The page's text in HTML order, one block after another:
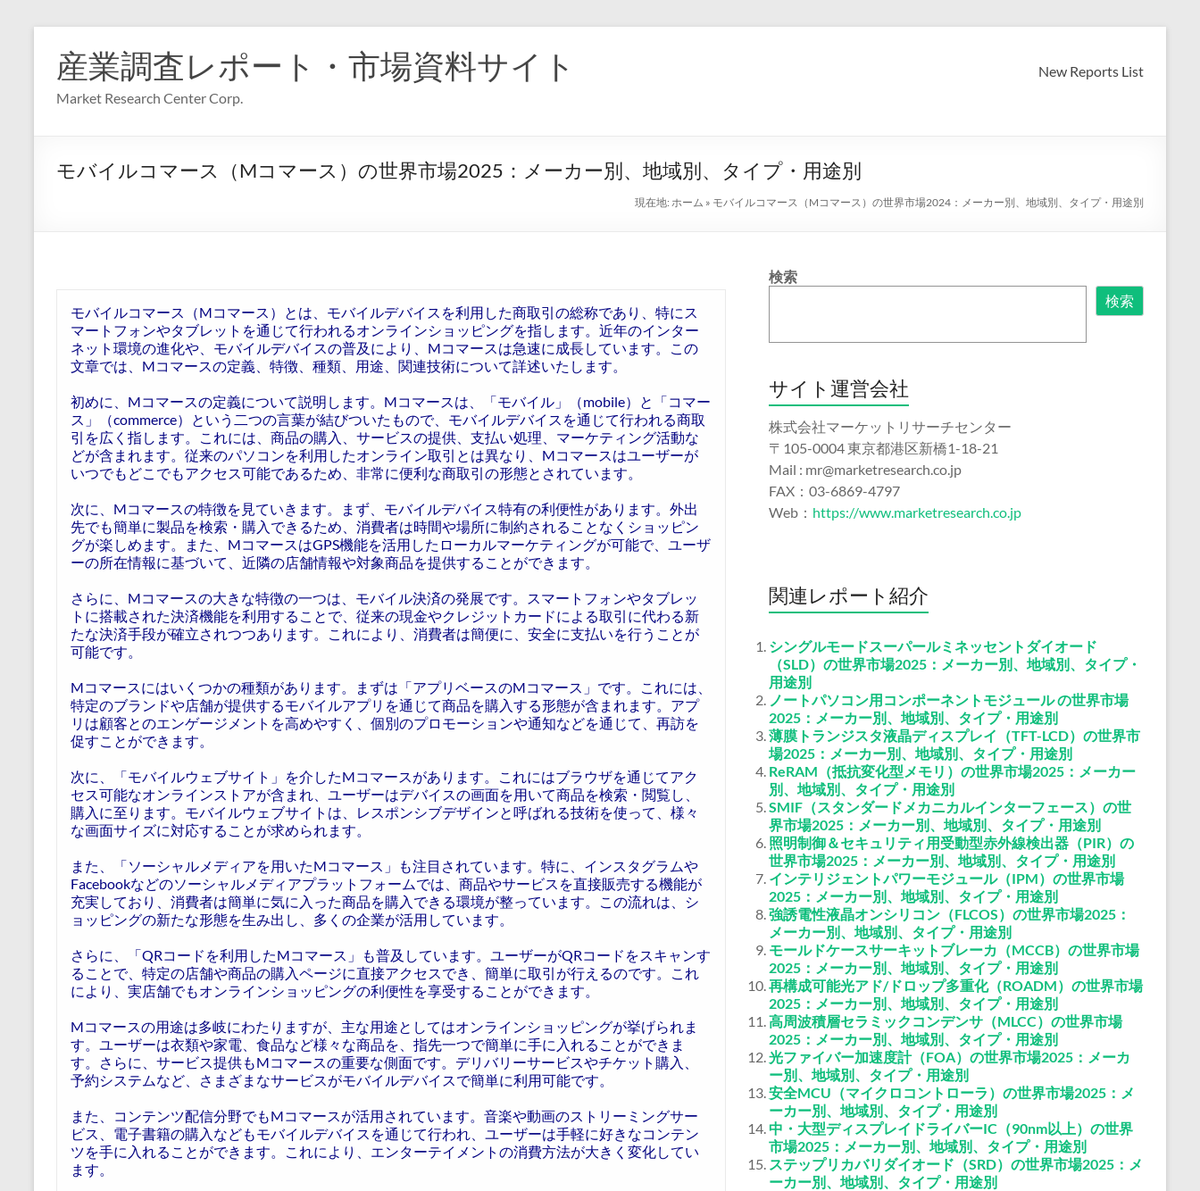
産業調査レポート・市場資料サイト
Market Research Center Corp.
New Reports List
モバイルコマース（Mコマース）の世界市場2025：メーカー別、地域別、タイプ・用途別
現在地: ホーム » モバイルコマース（Mコマース）の世界市場2024：メーカー別、地域別、タイプ・用途別
モバイルコマース（Mコマース）とは、モバイルデバイスを利用した商取引の総称であり、特にス
マートフォンやタブレットを通じて行われるオンラインショッピングを指します。近年のインター
ネット環境の進化や、モバイルデバイスの普及により、Mコマースは急速に成長しています。この
文章では、Mコマースの定義、特徴、種類、用途、関連技術について詳述いたします。
初めに、Mコマースの定義について説明します。Mコマースは、「モバイル」（mobile）と「コマー
ス」（commerce）という二つの言葉が結びついたもので、モバイルデバイスを通じて行われる商取
引を広く指します。これには、商品の購入、サービスの提供、支払い処理、マーケティング活動な
どが含まれます。従来のパソコンを利用したオンライン取引とは異なり、Mコマースはユーザーが
いつでもどこでもアクセス可能であるため、非常に便利な商取引の形態とされています。
次に、Mコマースの特徴を見ていきます。まず、モバイルデバイス特有の利便性があります。外出
先でも簡単に製品を検索・購入できるため、消費者は時間や場所に制約されることなくショッピン
グが楽しめます。また、MコマースはGPS機能を活用したローカルマーケティングが可能で、ユーザ
ーの所在情報に基づいて、近隣の店舗情報や対象商品を提供することができます。
さらに、Mコマースの大きな特徴の一つは、モバイル決済の発展です。スマートフォンやタブレッ
トに搭載された決済機能を利用することで、従来の現金やクレジットカードによる取引に代わる新
たな決済手段が確立されつつあります。これにより、消費者は簡便に、安全に支払いを行うことが
可能です。
Mコマースにはいくつかの種類があります。まずは「アプリベースのMコマース」です。これには、
特定のブランドや店舗が提供するモバイルアプリを通じて商品を購入する形態が含まれます。アプ
リは顧客とのエンゲージメントを高めやすく、個別のプロモーションや通知などを通じて、再訪を
促すことができます。
次に、「モバイルウェブサイト」を介したMコマースがあります。これにはブラウザを通じてアク
セス可能なオンラインストアが含まれ、ユーザーはデバイスの画面を用いて商品を検索・閲覧し、
購入に至ります。モバイルウェブサイトは、レスポンシブデザインと呼ばれる技術を使って、様々
な画面サイズに対応することが求められます。
また、「ソーシャルメディアを用いたMコマース」も注目されています。特に、インスタグラムや
Facebookなどのソーシャルメディアプラットフォームでは、商品やサービスを直接販売する機能が
充実しており、消費者は簡単に気に入った商品を購入できる環境が整っています。この流れは、シ
ョッピングの新たな形態を生み出し、多くの企業が活用しています。
さらに、「QRコードを利用したMコマース」も普及しています。ユーザーがQRコードをスキャンす
ることで、特定の店舗や商品の購入ページに直接アクセスでき、簡単に取引が行えるのです。これ
により、実店舗でもオンラインショッピングの利便性を享受することができます。
Mコマースの用途は多岐にわたりますが、主な用途としてはオンラインショッピングが挙げられま
す。ユーザーは衣類や家電、食品など様々な商品を、指先一つで簡単に手に入れることができま
す。さらに、サービス提供もMコマースの重要な側面です。デリバリーサービスやチケット購入、
予約システムなど、さまざまなサービスがモバイルデバイスで簡単に利用可能です。
また、コンテンツ配信分野でもMコマースが活用されています。音楽や動画のストリーミングサー
ビス、電子書籍の購入などもモバイルデバイスを通じて行われ、ユーザーは手軽に好きなコンテン
ツを手に入れることができます。これにより、エンターテイメントの消費方法が大きく変化してい
ます。
検索
検索
サイト運営会社
株式会社マーケットリサーチセンター
〒105-0004 東京都港区新橋1-18-21
Mail : mr@marketresearch.co.jp
FAX：03-6869-4797
Web： https://www.marketresearch.co.jp
関連レポート紹介
シングルモードスーパールミネッセントダイオード
（SLD）の世界市場2025：メーカー別、地域別、タイプ・
用途別
ノートパソコン用コンポーネントモジュール の世界市場
2025：メーカー別、地域別、タイプ・用途別
薄膜トランジスタ液晶ディスプレイ（TFT-LCD）の世界市
場2025：メーカー別、地域別、タイプ・用途別
ReRAM（抵抗変化型メモリ）の世界市場2025：メーカー
別、地域別、タイプ・用途別
SMIF（スタンダードメカニカルインターフェース）の世
界市場2025：メーカー別、地域別、タイプ・用途別
照明制御＆セキュリティ用受動型赤外線検出器（PIR）の
世界市場2025：メーカー別、地域別、タイプ・用途別
インテリジェントパワーモジュール（IPM）の世界市場
2025：メーカー別、地域別、タイプ・用途別
強誘電性液晶オンシリコン（FLCOS）の世界市場2025：
メーカー別、地域別、タイプ・用途別
モールドケースサーキットブレーカ（MCCB）の世界市場
2025：メーカー別、地域別、タイプ・用途別
再構成可能光アド/ドロップ多重化（ROADM）の世界市場
2025：メーカー別、地域別、タイプ・用途別
高周波積層セラミックコンデンサ（MLCC）の世界市場
2025：メーカー別、地域別、タイプ・用途別
光ファイバー加速度計（FOA）の世界市場2025：メーカ
ー別、地域別、タイプ・用途別
安全MCU（マイクロコントローラ）の世界市場2025：メ
ーカー別、地域別、タイプ・用途別
中・大型ディスプレイドライバーIC（90nm以上）の世界
市場2025：メーカー別、地域別、タイプ・用途別
ステップリカバリダイオード（SRD）の世界市場2025：メ
ーカー別、地域別、タイプ・用途別